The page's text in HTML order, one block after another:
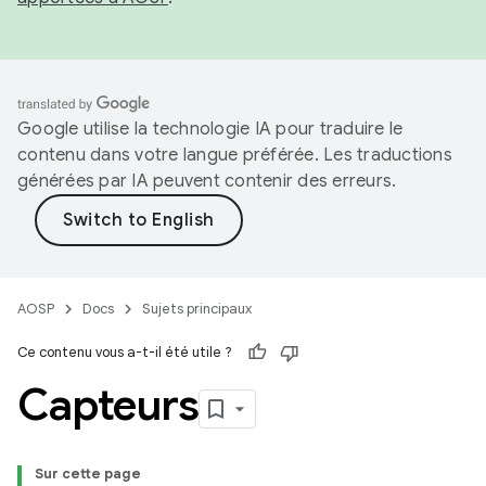
Google utilise la technologie IA pour traduire le
contenu dans votre langue préférée. Les traductions
générées par IA peuvent contenir des erreurs.
AOSP Docs Sujets principaux
Ce contenu vous a-t-il été utile ?
Capteurs
Sur cette page